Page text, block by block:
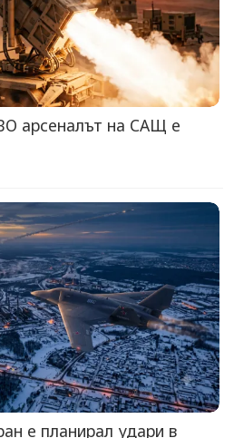
арсеналът на САЩ е
е планирал удари в